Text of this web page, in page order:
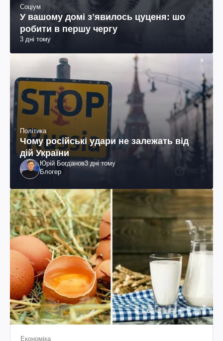
Соціум
У вашому домі зʼявилось цуценя: шо
робити в першу чергу
3 дні тому
Політика
Чому російські удари не залежать від
дій України
Юрій Богданов3 дні тому
Блогер
Економіка